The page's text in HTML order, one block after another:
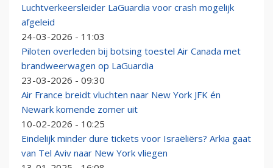
Luchtverkeersleider LaGuardia voor crash mogelijk
afgeleid
24-03-2026 - 11:03
Piloten overleden bij botsing toestel Air Canada met
brandweerwagen op LaGuardia
23-03-2026 - 09:30
Air France breidt vluchten naar New York JFK én
Newark komende zomer uit
10-02-2026 - 10:25
Eindelijk minder dure tickets voor Israëliërs? Arkia gaat
van Tel Aviv naar New York vliegen